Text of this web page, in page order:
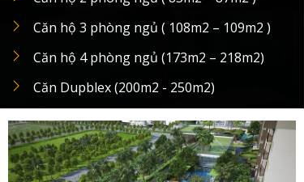
Căn hộ 3 phòng ngủ ( 108m2 – 109m2 )
Căn hộ 4 phòng ngủ (173m2 – 218m2)
Căn Dupblex (200m2 - 250m2)